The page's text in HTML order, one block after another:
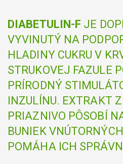
DIABETULIN-F JE
VYVINUTÝ NA
HLADINY CUKRU V
STRUKOVEJ FAZULE
PRÍRODNÝ
INZULÍNU. EXTRAKT
PRIAZNIVO PÔSOBÍ
BUNIEK
POMÁHA ICH